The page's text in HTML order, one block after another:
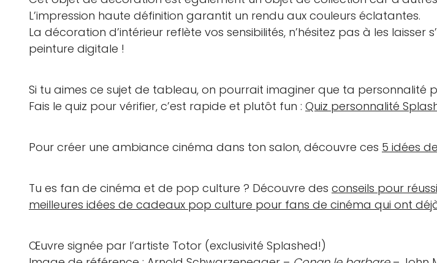
L’impression haute définition garantit un rendu aux couleurs éclatantes.
La décoration d’intérieur reflète vos sensibilités, n’hésitez pas à les laisser
peinture digitale !
Si tu aimes ce sujet de tableau, on pourrait imaginer que ta personnalité
Fais le quiz pour vérifier, c’est rapide et plutôt fun : Quiz personnalité
Pour créer une ambiance cinéma dans ton salon, découvre ces 5 idées
Tu es fan de cinéma et de pop culture ? Découvre des conseils pour
meilleures idées de cadeaux pop culture pour fans de cinéma qui ont
Œuvre signée par l’artiste Totor (exclusivité Splashed!)